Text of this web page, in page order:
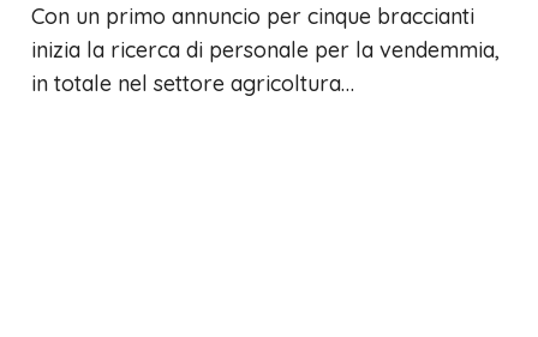
Con un primo annuncio per cinque braccianti
inizia la ricerca di personale per la vendemmia,
in totale nel settore agricoltura…